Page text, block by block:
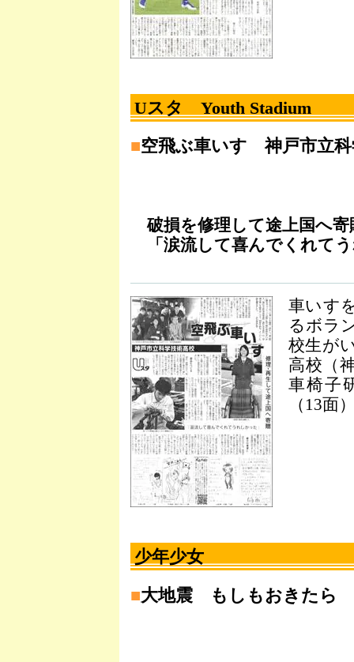
Uスタ Youth Stadium
■空飛ぶ車いす 神戸市立科
破損を修理して途上国へ寄
「涙流して喜んでくれて
車いす
るボラ
校生が
高校（
車椅子
（13面
少年少女
■大地震 もしもおきたら